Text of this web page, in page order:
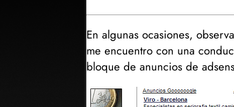
En algunas ocasiones,
me encuentro con una
bloque de anuncios de